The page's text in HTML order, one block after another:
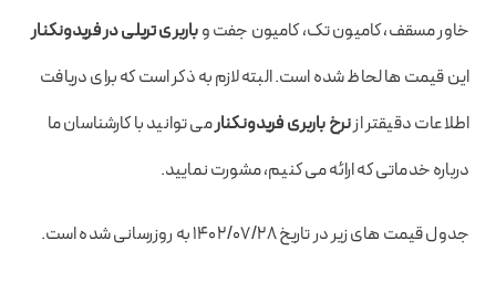
خاور مسقف، کامیون تک، کامیون جفت وباربری تریلی در فریدونکنار
این قیمت ها لحاظ شده است. البته لازم به ذکر است که برای دریافت
اطلاعات دقیقتر ازنرخ باربری فریدونکنارمی توانید با کارشناسان ما
درباره خدماتی که ارائه می کنیم، مشورت نمایید.
جدول قیمت های زیر در تاریخ ۱۴۰۲/۰۷/۲۸ به روزرسانی شده است.